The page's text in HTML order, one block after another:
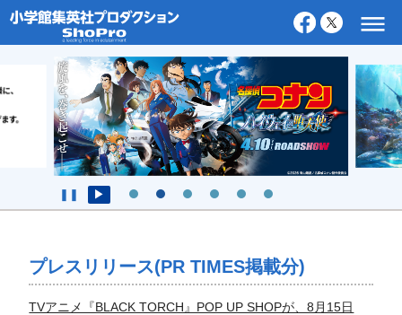
❚❚ ▶
プレスリリース(PR TIMES掲載分)
TVアニメ『BLACK TORCH』POP UP SHOPが、8月15日